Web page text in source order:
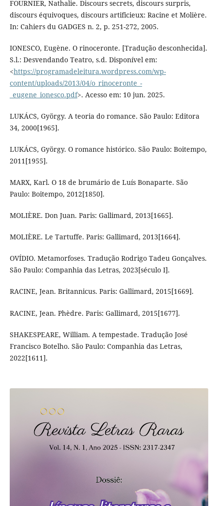
FOURNIER, Nathalie. Discours secrets, discours surpris,
discours équivoques, discours artificieux: Racine et Molière.
In: Cahiers du GADGES n. 2, p. 251-272, 2005.
IONESCO, Eugène. O rinoceronte. [Tradução desconhecida].
S.l.: Desvendando Teatro, s.d. Disponível em:
<https://programadeleitura.wordpress.com/wp-
content/uploads/2013/04/o_rinoceronte_-
_eugene_ionesco.pdf>. Acesso em: 10 jun. 2025.
LUKÁCS, György. A teoria do romance. São Paulo: Editora
34, 2000[1965].
LUKÁCS, György. O romance histórico. São Paulo: Boitempo,
2011[1955].
MARX, Karl. O 18 de brumário de Luís Bonaparte. São
Paulo: Boitempo, 2012[1850].
MOLIÈRE. Don Juan. Paris: Gallimard, 2013[1665].
MOLIÈRE. Le Tartuffe. Paris: Gallimard, 2013[1664].
OVÍDIO. Metamorfoses. Tradução Rodrigo Tadeu Gonçalves.
São Paulo: Companhia das Letras, 2023[século I].
RACINE, Jean. Britannicus. Paris: Gallimard, 2015[1669].
RACINE, Jean. Phèdre. Paris: Gallimard, 2015[1677].
SHAKESPEARE, William. A tempestade. Tradução José
Francisco Botelho. São Paulo: Companhia das Letras,
2022[1611].